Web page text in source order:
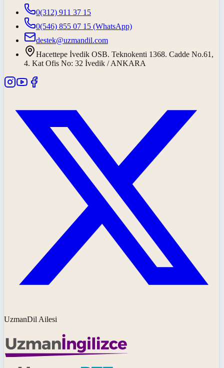
0(312) 911 37 15
0(546) 855 07 15 (WhatsApp)
destek@uzmandil.com
Hacettepe İvedik OSB. Teknokenti 1368. Cadde No.61,
4. Kat Ofis No: 32 İvedik / ANKARA
UzmanDil Ailesi